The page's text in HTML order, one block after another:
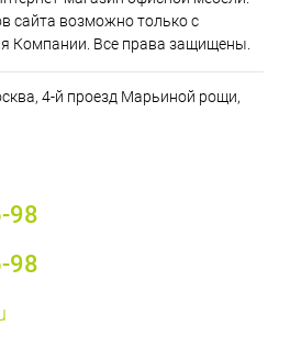
сайта возможно только с
Компании. Все права защищены.
4-й проезд Марьиной рощи,
98
98